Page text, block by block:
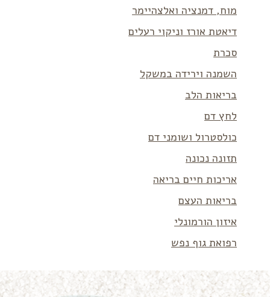
מוח, דמנציה ואלצהיימר
דיאטת אורז וניקוי רעלים
סכרת
השמנה וירידה במשקל
בריאות הלב
לחץ דם
כולסטרול ושומני דם
תזונה נכונה
אריכות חיים בריאה
בריאות העצם
איזון הורמונלי
רפואת גוף נפש